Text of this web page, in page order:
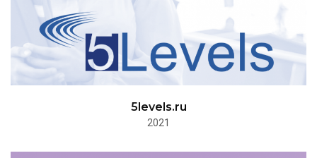
5levels.ru
2021